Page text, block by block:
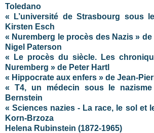
Toledano
« L’université de Strasbourg sous
Kirsten Esch
« Nuremberg le procès des Nazis »
Nigel Paterson
« Le procès du siècle. Les
Nuremberg » de Peter Hartl
« Hippocrate aux enfers » de Jean-
« T4, un médecin sous le
Bernstein
« Sciences nazies - La race, le sol et
Korn-Brzoza
Helena Rubinstein (1872-1965)